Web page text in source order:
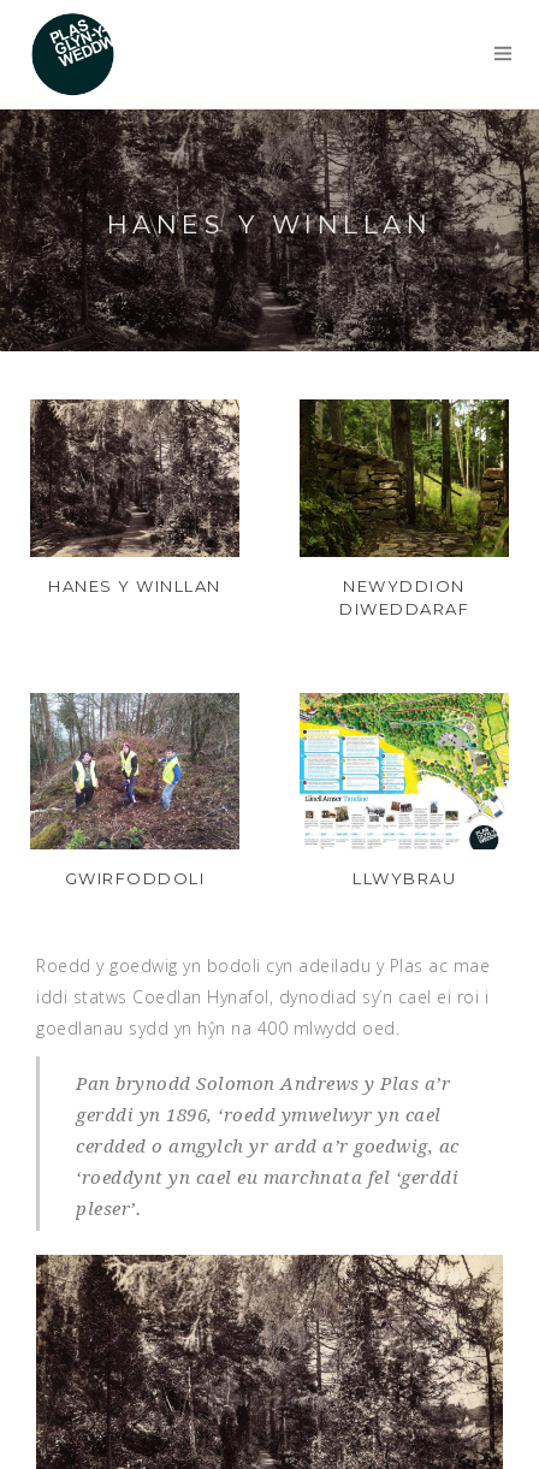
HANES Y WINLLAN
HANES Y WINLLAN
NEWYDDION
DIWEDDARAF
GWIRFODDOLI LLWYBRAU
Roedd y goedwig yn bodoli cyn adeiladu y Plas ac mae
iddi statws Coedlan Hynafol, dynodiad sy’n cael ei roi i
goedlanau sydd yn hŷn na 400 mlwydd oed.
Pan brynodd Solomon Andrews y Plas a’r
gerddi yn 1896, ‘roedd ymwelwyr yn cael
cerdded o amgylch yr ardd a’r goedwig, ac
‘roeddynt yn cael eu marchnata fel ‘gerddi
pleser’.